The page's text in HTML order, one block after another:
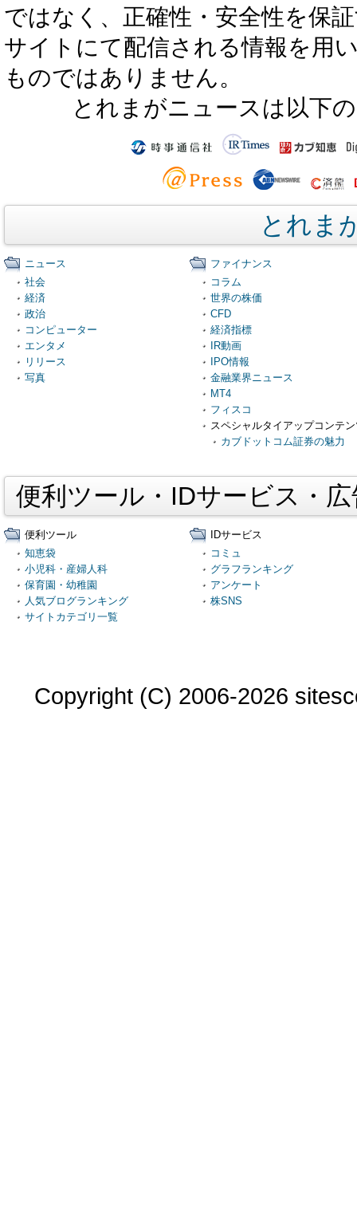
ではなく、正確性・安全性を保
サイトにて配信される情報を用
ものではありません。
とれまがニュースは以下
とれま
ニュース
社会
経済
政治
コンピューター
エンタメ
リリース
写真
ファイナンス
コラム
世界の株価
CFD
経済指標
IR動画
IPO情報
金融業界ニュース
MT4
フィスコ
スペシャルタイアップコンテ
カブドットコム証券の魅力
便利ツール・IDサービス・
便利ツール
知恵袋
小児科・産婦人科
保育園・幼稚園
人気ブログランキング
サイトカテゴリ一覧
IDサービス
コミュ
グラフランキング
アンケート
株SNS
Copyright (C) 2006-2026